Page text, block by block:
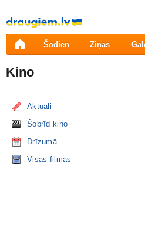
Pāriet
uz
saturu
Šodien Ziņas
Kino
Aktuāli
Šobrīd kino
Drīzumā
Visas filmas